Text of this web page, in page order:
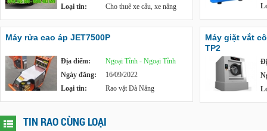
Loại tin:
Cho thuê xe cẩu, xe nâng
Máy rửa cao áp JET7500P
Địa điểm:
Ngoại Tỉnh - Ngoại Tỉnh
Ngày đăng:
16/09/2022
Loại tin:
Rao vặt Đà Nẵng
Máy giặt vắt
TP2
TIN RAO CÙNG LOẠI